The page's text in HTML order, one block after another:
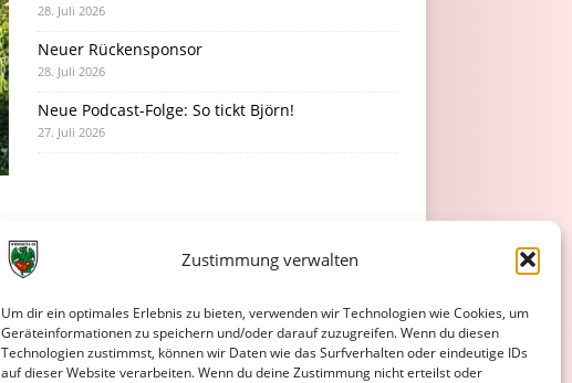
Zustimmung verwalten
Um dir ein optimales Erlebnis zu bieten, verwenden wir Technologien wie Cookies, um
Geräteinformationen zu speichern und/oder darauf zuzugreifen. Wenn du diesen
Technologien zustimmst, können wir Daten wie das Surfverhalten oder eindeutige IDs
auf dieser Website verarbeiten. Wenn du deine Zustimmung nicht erteilst oder
28. Juli 2026
Neuer Rückensponsor
28. Juli 2026
Neue Podcast-Folge: So tickt Björn!
27. Juli 2026